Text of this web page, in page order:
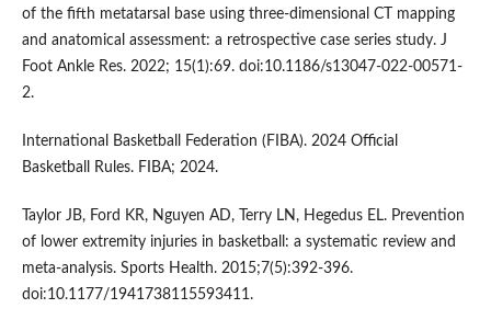
of the fifth metatarsal base using three-dimensional CT mapping
and anatomical assessment: a retrospective case series study. J
Foot Ankle Res. 2022; 15(1):69. doi:10.1186/s13047-022-00571-
2.
International Basketball Federation (FIBA). 2024 Official
Basketball Rules. FIBA; 2024.
Taylor JB, Ford KR, Nguyen AD, Terry LN, Hegedus EL. Prevention
of lower extremity injuries in basketball: a systematic review and
meta-analysis. Sports Health. 2015;7(5):392-396.
doi:10.1177/1941738115593411.